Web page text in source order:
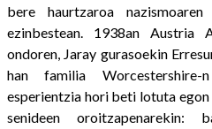
bere haurtzaroa
ezinbestean. 1938an Austria
ondoren, Jaray gurasoekin
han familia
esperientzia hori beti lotuta
senideen oroitzapenarekin: